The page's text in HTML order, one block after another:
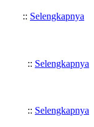
:: Selengkapnya
:: Selengkapnya
:: Selengkapnya